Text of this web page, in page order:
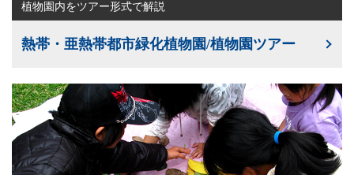
植物園内をツアー形式で解説
熱帯・亜熱帯都市緑化植物園/植物園ツアー